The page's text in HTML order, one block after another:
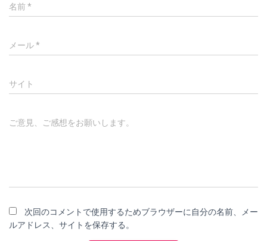
名前*
メール*
サイト
ご意見、ご感想をお願いします。
次回のコメントで使用するためブラウザーに自分の名前、メー
ルアドレス、サイトを保存する。